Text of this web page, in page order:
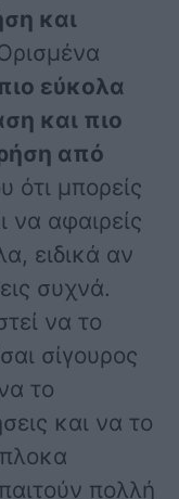
και
εύκολα
και πιο
από
ότι μπορείς
να αφαιρείς
ειδικά αν
συχνά.
να το
σίγουρος
το
και να το
πολλή